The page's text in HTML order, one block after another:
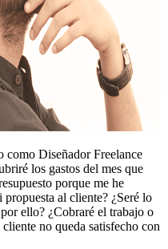
como Diseñador Freelance
los gastos del mes que
porque me he
al cliente? ¿Seré lo
ello? ¿Cobraré el trabajo o
no queda satisfecho con